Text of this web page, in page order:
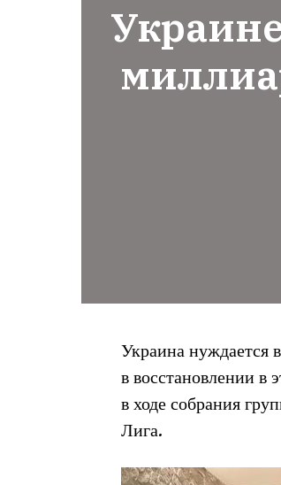
Украина нуждается
в восстановлении в
в ходе собрания
Лига.